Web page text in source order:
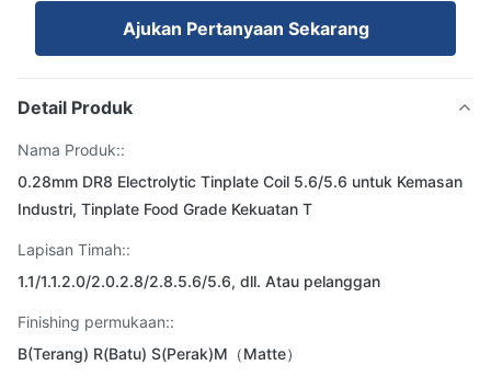
Ajukan Pertanyaan Sekarang
Detail Produk
Nama Produk::
0.28mm DR8 Electrolytic Tinplate Coil 5.6/5.6 untuk Kemasan
Industri, Tinplate Food Grade Kekuatan T
Lapisan Timah::
1.1/1.1.2.0/2.0.2.8/2.8.5.6/5.6, dll. Atau pelanggan
Finishing permukaan::
B(Terang) R(Batu) S(Perak)M（Matte）